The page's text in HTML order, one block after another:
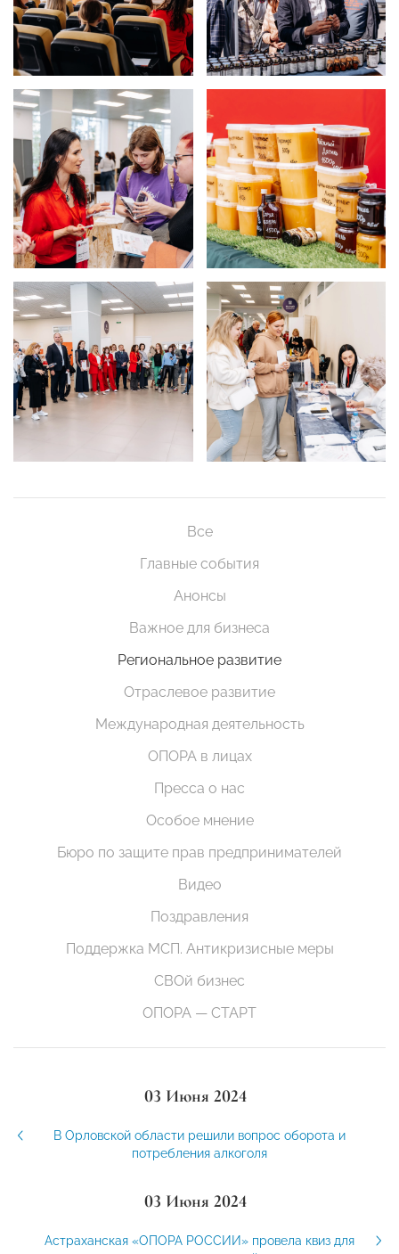
Все
Главные события
Анонсы
Важное для бизнеса
Региональное развитие
Отраслевое развитие
Международная деятельность
ОПОРА в лицах
Пресса о нас
Особое мнение
Бюро по защите прав предпринимателей
Видео
Поздравления
Поддержка МСП. Антикризисные меры
СВОй бизнес
ОПОРА — СТАРТ
03 Июня 2024
В Орловской области решили вопрос оборота и
потребления алкоголя
03 Июня 2024
Астраханская «ОПОРА РОССИИ» провела квиз для